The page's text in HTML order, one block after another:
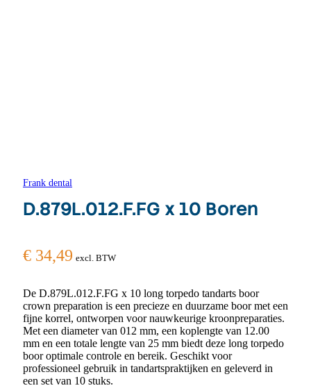
Frank dental
D.879L.012.F.FG x 10 Boren
€ 34,49 excl. BTW
De D.879L.012.F.FG x 10 long torpedo tandarts boor
crown preparation is een precieze en duurzame boor met een
fijne korrel, ontworpen voor nauwkeurige kroonpreparaties.
Met een diameter van 012 mm, een koplengte van 12.00
mm en een totale lengte van 25 mm biedt deze long torpedo
boor optimale controle en bereik. Geschikt voor
professioneel gebruik in tandartspraktijken en geleverd in
een set van 10 stuks.